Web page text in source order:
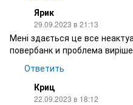
Ярик
29.09.2023 в 21:13
Мені здається це все
повербанк и проблема
Ответить
Криц
22.09.2023 в 18:12